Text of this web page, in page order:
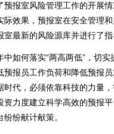
报室风险管理工作的开展情
际效果，预报室在安全管理
最新的风险源库并进行了指
何落实“两高两低”，切实
报员工作负荷和降低预报
时代，必须依靠科技的力量
资力度建立科学高效的预报
纷献计献策。